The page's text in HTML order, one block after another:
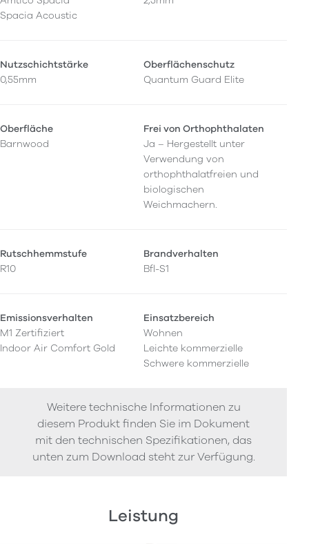
Spacia Acoustic
Nutzschichtstärke
0,55mm
Oberflächenschutz
Quantum Guard Elite
Oberfläche
Barnwood
Frei von Orthophthalaten
Ja – Hergestellt unter
Verwendung von
orthophthalatfreien und
biologischen
Weichmachern.
Rutschhemmstufe
R10
Brandverhalten
Bfl-S1
Emissionsverhalten
M1 Zertifiziert
Indoor Air Comfort Gold
Einsatzbereich
Wohnen
Leichte kommerzielle
Schwere kommerzielle
Weitere technische Informationen zu
diesem Produkt finden Sie im Dokument
mit den technischen Spezifikationen, das
unten zum Download steht zur Verfügung.
Leistung